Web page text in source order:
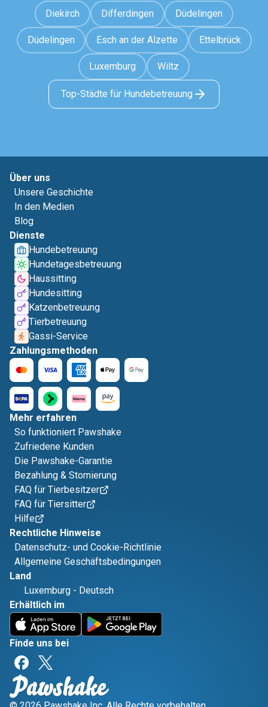
Diekirch Differdingen Düdelingen
Düdelingen Esch an der Alzette Ettelbrück
Luxemburg Wiltz
Top-Städte für Hundebetreuung
Über uns
Unsere Geschichte
In den Medien
Blog
Dienste
Hundebetreuung
Hundetagesbetreuung
Haussitting
Hundesitting
Katzenbetreuung
Tierbetreuung
Gassi-Service
Zahlungsmethoden
Mehr erfahren
So funktioniert Pawshake
Zufriedene Kunden
Die Pawshake-Garantie
Bezahlung & Stornierung
FAQ für Tierbesitzer
FAQ für Tiersitter
Hilfe
Rechtliche Hinweise
Datenschutz- und Cookie-Richtlinie
Allgemeine Geschäftsbedingungen
Land
Luxemburg - Deutsch
Erhältlich im
Finde uns bei